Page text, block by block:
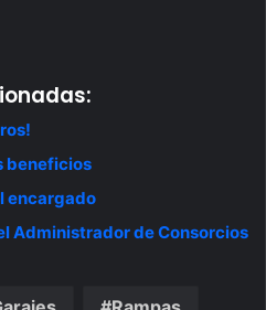
beneficios
encargado
Administrador de Consorcios